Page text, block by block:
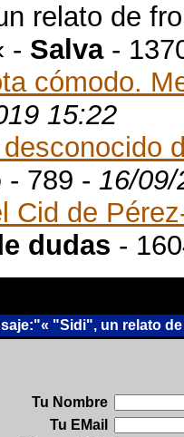
relato de
- Salva-
cómodo.
15:22
- 789 - 16/09/
Cid de
dudas -
"Sidi", un relato
Tu Nombre
Tu EMail